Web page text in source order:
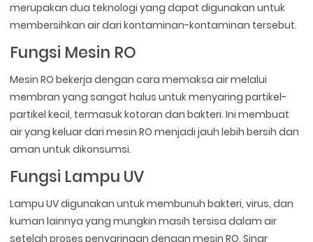
merupakan dua teknologi yang dapat digunakan untuk
membersihkan air dari kontaminan-kontaminan tersebut.
Fungsi Mesin RO
Mesin RO bekerja dengan cara memaksa air melalui
membran yang sangat halus untuk menyaring partikel-
partikel kecil, termasuk kotoran dan bakteri. Ini membuat
air yang keluar dari mesin RO menjadi jauh lebih bersih dan
aman untuk dikonsumsi.
Fungsi Lampu UV
Lampu UV digunakan untuk membunuh bakteri, virus, dan
kuman lainnya yang mungkin masih tersisa dalam air
setelah proses penyaringan dengan mesin RO. Sinar